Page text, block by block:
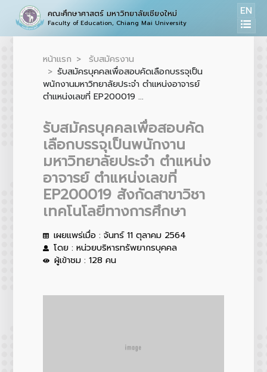
คณะศึกษาศาสตร์ มหาวิทยาลัยเชียงใหม่
Faculty of Education, Chiang Mai University
EN
หน้าแรก
รับสมัครงาน
รับสมัครบุคคลเพื่อสอบคัดเลือกบรรจุเป็น
พนักงานมหาวิทยาลัยประจำ ตำแหน่งอาจารย์
ตำแหน่งเลขที่ EP200019 ...
รับสมัครบุคคลเพื่อสอบคัด
เลือกบรรจุเป็นพนักงาน
มหาวิทยาลัยประจำ ตำแหน่ง
อาจารย์ ตำแหน่งเลขที่
EP200019 สังกัดสาขาวิชา
เทคโนโลยีทางการศึกษา
เผยแพร่เมื่อ : จันทร์ 11 ตุลาคม 2564
โดย : หน่วยบริหารทรัพยากรบุคคล
ผู้เข้าชม : 128 คน